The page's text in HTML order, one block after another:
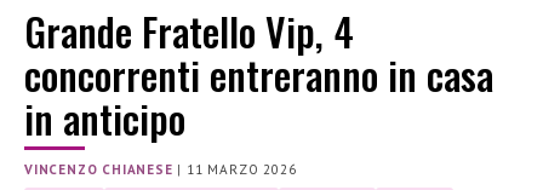
Grande Fratello Vip, 4
concorrenti entreranno in casa
in anticipo
VINCENZO CHIANESE | 11 MARZO 2026